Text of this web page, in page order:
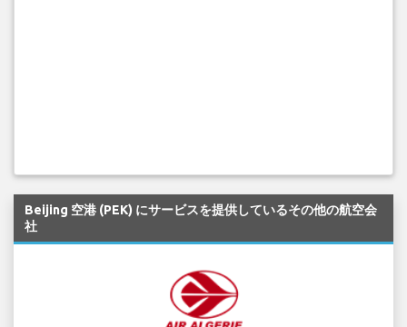
Beijing 空港 (PEK) にサービスを提供しているその他の航空会
社